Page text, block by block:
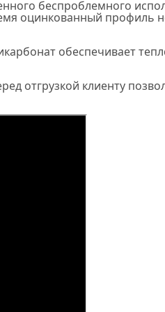
беспроблемного
оцинкованный профиль
обеспечивает
отгрузкой клиенту